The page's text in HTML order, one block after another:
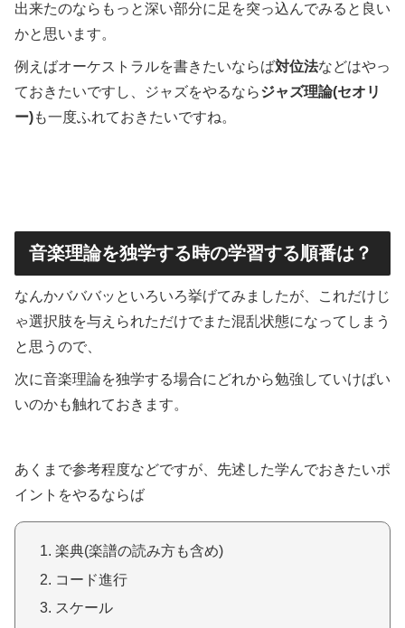
出来たのならもっと深い部分に足を突っ込んでみると良い
かと思います。
例えばオーケストラルを書きたいならば対位法などはやっ
ておきたいですし、ジャズをやるならジャズ理論(セオリ
ー)も一度ふれておきたいですね。
音楽理論を独学する時の学習する順番は？
なんかバババッといろいろ挙げてみましたが、これだけじ
ゃ選択肢を与えられただけでまた混乱状態になってしまう
と思うので、
次に音楽理論を独学する場合にどれから勉強していけばい
いのかも触れておきます。
あくまで参考程度などですが、先述した学んでおきたいポ
イントをやるならば
楽典(楽譜の読み方も含め)
コード進行
スケール